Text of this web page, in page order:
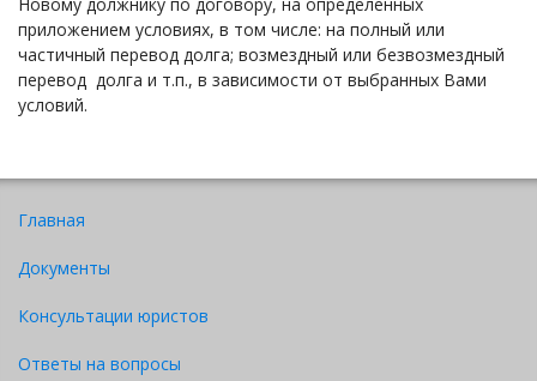
приложением условиях, в том числе: на полный или
частичный перевод долга; возмездный или безвозмездный
перевод долга и т.п., в зависимости от выбранных Вами
условий.
Главная
Документы
Консультации юристов
Ответы на вопросы